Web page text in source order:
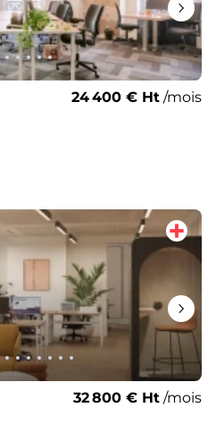
24 400 € Ht /mois
32 800 € Ht /mois